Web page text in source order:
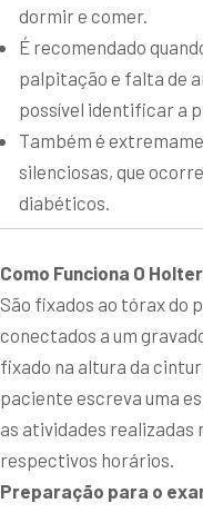
dormir e comer.
É recomendado
palpitação e falta de
possível identificar a
Também é
silenciosas, que
diabéticos.
Como Funciona O
São fixados ao tórax do
conectados a um
fixado na altura da
paciente escreva uma
as atividades realizadas
respectivos horários.
Preparação para o